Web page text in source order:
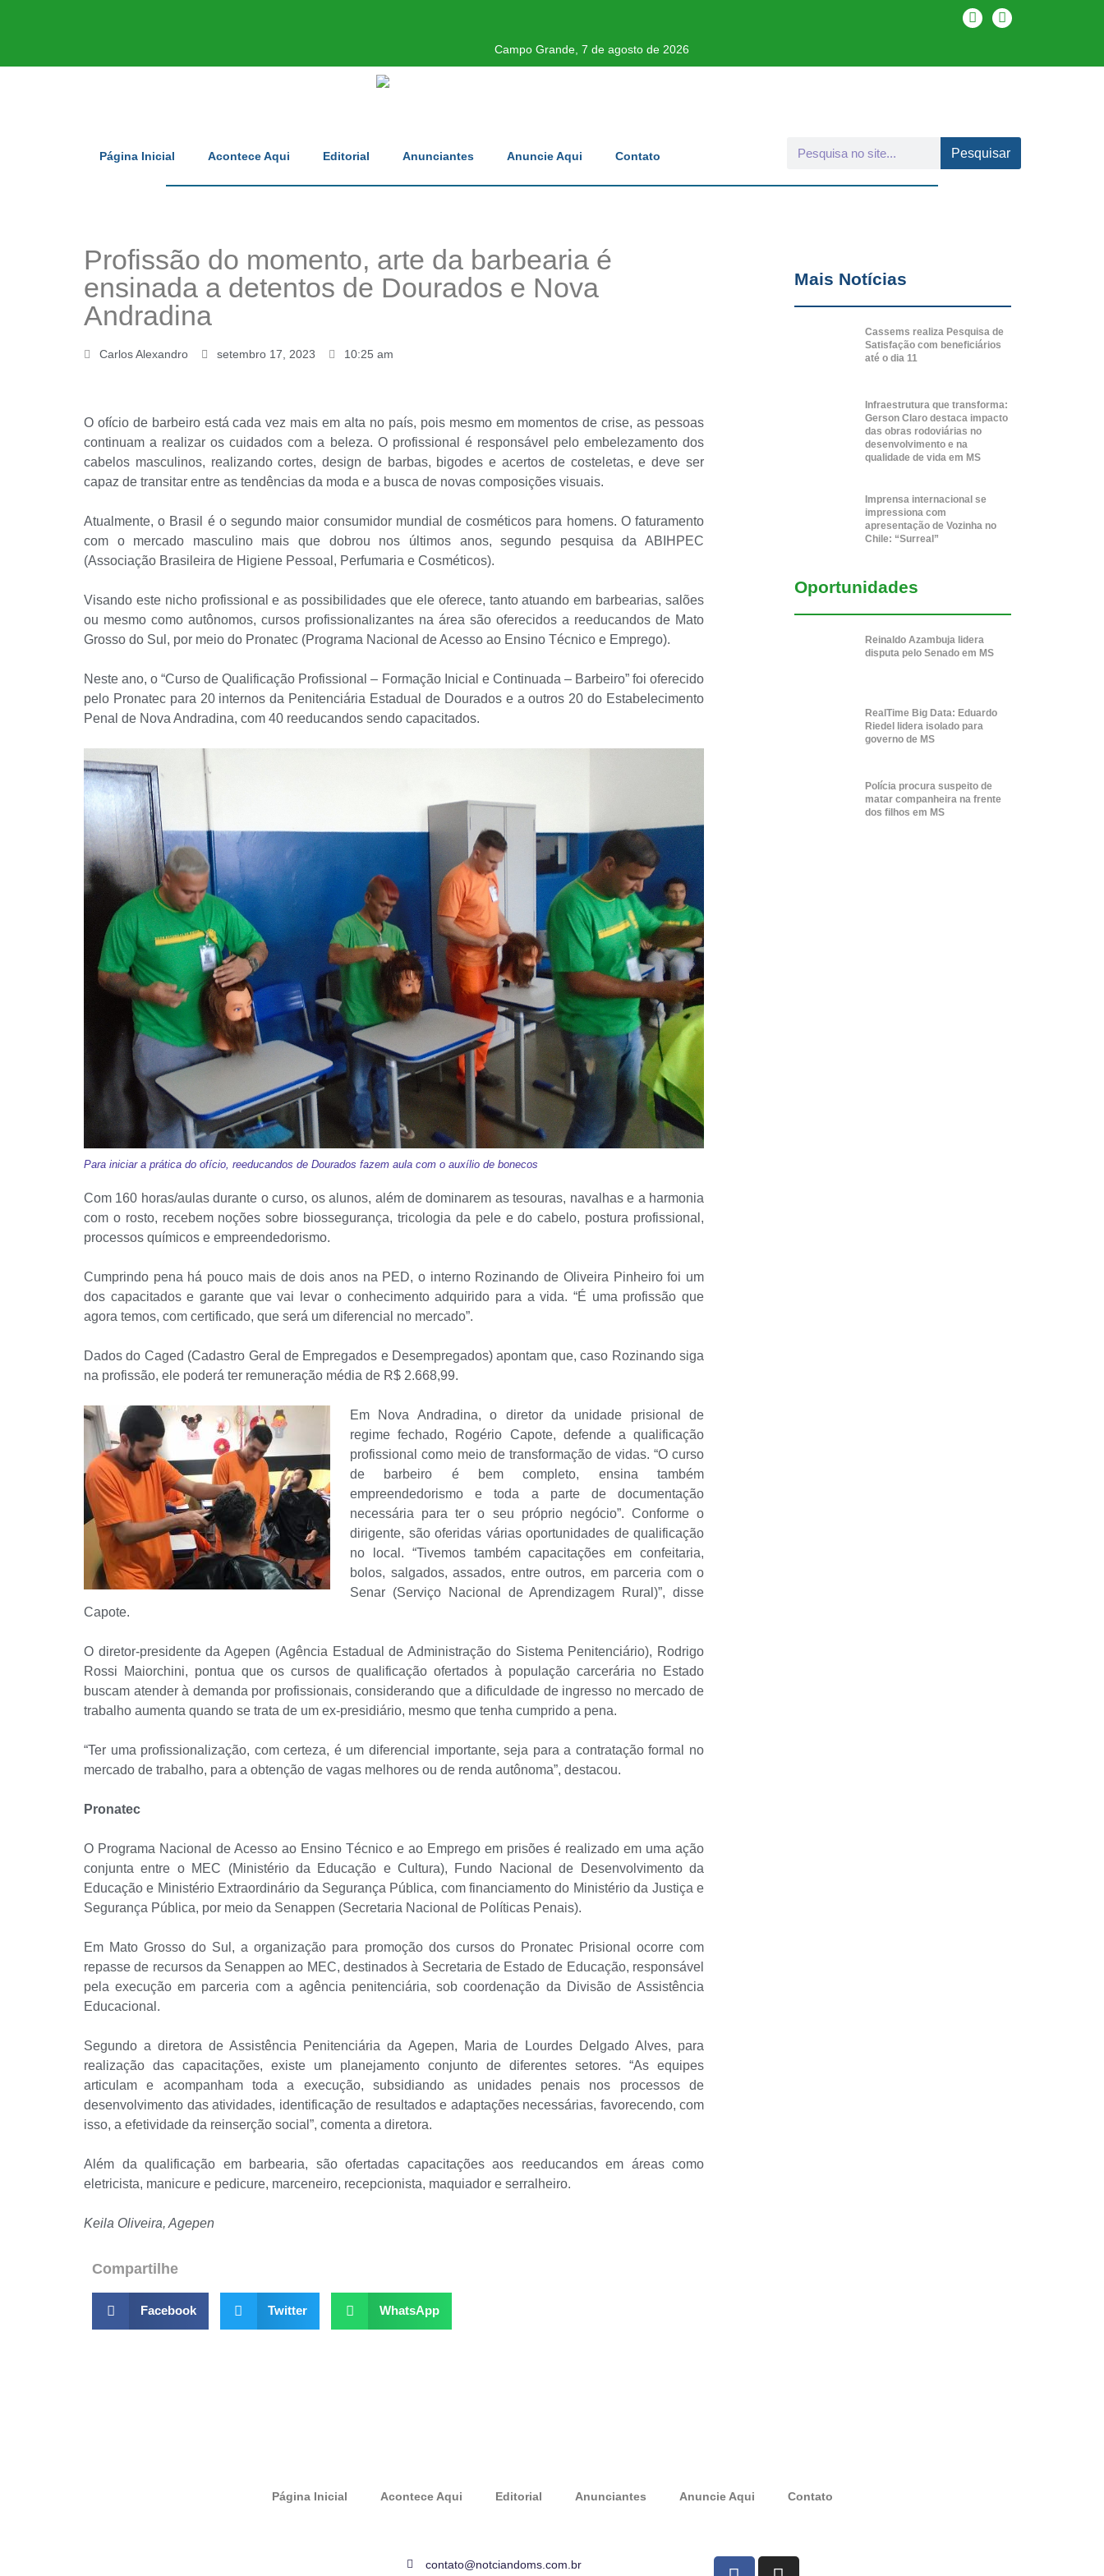
Campo Grande, 7 de agosto de 2026
Página Inicial Acontece Aqui Editorial Anunciantes Anuncie Aqui Contato Pesquisar
Profissão do momento, arte da barbearia é
ensinada a detentos de Dourados e Nova
Andradina
Carlos Alexandro setembro 17, 2023 10:25 am
O ofício de barbeiro está cada vez mais em alta no país, pois mesmo em momentos de crise, as pessoas
continuam a realizar os cuidados com a beleza. O profissional é responsável pelo embelezamento dos
cabelos masculinos, realizando cortes, design de barbas, bigodes e acertos de costeletas, e deve ser
capaz de transitar entre as tendências da moda e a busca de novas composições visuais.
Atualmente, o Brasil é o segundo maior consumidor mundial de cosméticos para homens. O faturamento
com o mercado masculino mais que dobrou nos últimos anos, segundo pesquisa da ABIHPEC
(Associação Brasileira de Higiene Pessoal, Perfumaria e Cosméticos).
Visando este nicho profissional e as possibilidades que ele oferece, tanto atuando em barbearias, salões
ou mesmo como autônomos, cursos profissionalizantes na área são oferecidos a reeducandos de Mato
Grosso do Sul, por meio do Pronatec (Programa Nacional de Acesso ao Ensino Técnico e Emprego).
Neste ano, o “Curso de Qualificação Profissional – Formação Inicial e Continuada – Barbeiro” foi oferecido
pelo Pronatec para 20 internos da Penitenciária Estadual de Dourados e a outros 20 do Estabelecimento
Penal de Nova Andradina, com 40 reeducandos sendo capacitados.
Para iniciar a prática do ofício, reeducandos de Dourados fazem aula com o auxílio de bonecos
Com 160 horas/aulas durante o curso, os alunos, além de dominarem as tesouras, navalhas e a harmonia
com o rosto, recebem noções sobre biossegurança, tricologia da pele e do cabelo, postura profissional,
processos químicos e empreendedorismo.
Cumprindo pena há pouco mais de dois anos na PED, o interno Rozinando de Oliveira Pinheiro foi um
dos capacitados e garante que vai levar o conhecimento adquirido para a vida. “É uma profissão que
agora temos, com certificado, que será um diferencial no mercado”.
Dados do Caged (Cadastro Geral de Empregados e Desempregados) apontam que, caso Rozinando siga
na profissão, ele poderá ter remuneração média de R$ 2.668,99.
Em Nova Andradina, o diretor da unidade prisional de
regime fechado, Rogério Capote, defende a qualificação
profissional como meio de transformação de vidas. “O curso
de barbeiro é bem completo, ensina também
empreendedorismo e toda a parte de documentação
necessária para ter o seu próprio negócio”. Conforme o
dirigente, são oferidas várias oportunidades de qualificação
no local. “Tivemos também capacitações em confeitaria,
bolos, salgados, assados, entre outros, em parceria com o
Senar (Serviço Nacional de Aprendizagem Rural)”, disse
Capote.
O diretor-presidente da Agepen (Agência Estadual de Administração do Sistema Penitenciário), Rodrigo
Rossi Maiorchini, pontua que os cursos de qualificação ofertados à população carcerária no Estado
buscam atender à demanda por profissionais, considerando que a dificuldade de ingresso no mercado de
trabalho aumenta quando se trata de um ex-presidiário, mesmo que tenha cumprido a pena.
“Ter uma profissionalização, com certeza, é um diferencial importante, seja para a contratação formal no
mercado de trabalho, para a obtenção de vagas melhores ou de renda autônoma”, destacou.
Pronatec
O Programa Nacional de Acesso ao Ensino Técnico e ao Emprego em prisões é realizado em uma ação
conjunta entre o MEC (Ministério da Educação e Cultura), Fundo Nacional de Desenvolvimento da
Educação e Ministério Extraordinário da Segurança Pública, com financiamento do Ministério da Justiça e
Segurança Pública, por meio da Senappen (Secretaria Nacional de Políticas Penais).
Em Mato Grosso do Sul, a organização para promoção dos cursos do Pronatec Prisional ocorre com
repasse de recursos da Senappen ao MEC, destinados à Secretaria de Estado de Educação, responsável
pela execução em parceria com a agência penitenciária, sob coordenação da Divisão de Assistência
Educacional.
Segundo a diretora de Assistência Penitenciária da Agepen, Maria de Lourdes Delgado Alves, para
realização das capacitações, existe um planejamento conjunto de diferentes setores. “As equipes
articulam e acompanham toda a execução, subsidiando as unidades penais nos processos de
desenvolvimento das atividades, identificação de resultados e adaptações necessárias, favorecendo, com
isso, a efetividade da reinserção social”, comenta a diretora.
Além da qualificação em barbearia, são ofertadas capacitações aos reeducandos em áreas como
eletricista, manicure e pedicure, marceneiro, recepcionista, maquiador e serralheiro.
Keila Oliveira, Agepen
Mais Notícias
Cassems realiza Pesquisa de
Satisfação com beneficiários
até o dia 11
Infraestrutura que transforma:
Gerson Claro destaca impacto
das obras rodoviárias no
desenvolvimento e na
qualidade de vida em MS
Imprensa internacional se
impressiona com
apresentação de Vozinha no
Chile: “Surreal”
Oportunidades
Reinaldo Azambuja lidera
disputa pelo Senado em MS
RealTime Big Data: Eduardo
Riedel lidera isolado para
governo de MS
Polícia procura suspeito de
matar companheira na frente
dos filhos em MS
Compartilhe
Facebook Twitter WhatsApp
Página Inicial Acontece Aqui Editorial Anunciantes Anuncie Aqui Contato
contato@notciandoms.com.br